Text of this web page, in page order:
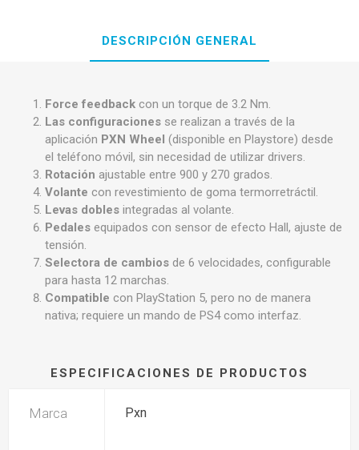
DESCRIPCIÓN GENERAL
Force feedback con un torque de 3.2 Nm.
Las configuraciones se realizan a través de la
aplicación PXN Wheel (disponible en Playstore) desde
el teléfono móvil, sin necesidad de utilizar drivers.
Rotación ajustable entre 900 y 270 grados.
Volante con revestimiento de goma termorretráctil.
Levas dobles integradas al volante.
Pedales equipados con sensor de efecto Hall, ajuste de
tensión.
Selectora de cambios de 6 velocidades, configurable
para hasta 12 marchas.
Compatible con PlayStation 5, pero no de manera
nativa; requiere un mando de PS4 como interfaz.
ESPECIFICACIONES DE PRODUCTOS
Marca Pxn